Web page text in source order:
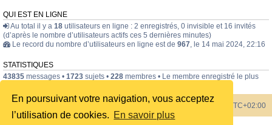
En poursuivant votre navigation, vous acceptez
l’utilisation de cookies. En savoir plus
QUI EST EN LIGNE
Au total il y a 18 utilisateurs en ligne : 2 enregistrés, 0 invisible et 16 invités
(d’après le nombre d’utilisateurs actifs ces 5 dernières minutes)
Le record du nombre d’utilisateurs en ligne est de 967, le 14 mai 2024, 22:16
STATISTIQUES
43835 messages • 1723 sujets • 228 membres • Le membre enregistré le plus
Index du forum Heures au format UTC+02:00